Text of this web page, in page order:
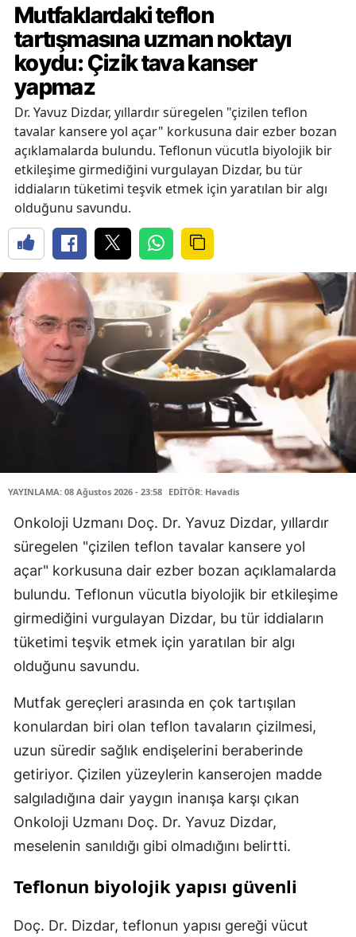
Mutfaklardaki teflon
tartışmasına uzman noktayı
koydu: Çizik tava kanser
yapmaz
Dr. Yavuz Dizdar, yıllardır süregelen "çizilen teflon
tavalar kansere yol açar" korkusuna dair ezber bozan
açıklamalarda bulundu. Teflonun vücutla biyolojik bir
etkileşime girmediğini vurgulayan Dizdar, bu tür
iddiaların tüketimi teşvik etmek için yaratılan bir algı
olduğunu savundu.
YAYINLAMA: 08 Ağustos 2026 - 23:58 EDİTÖR: Havadis
Onkoloji Uzmanı Doç. Dr. Yavuz Dizdar, yıllardır
süregelen "çizilen teflon tavalar kansere yol
açar" korkusuna dair ezber bozan açıklamalarda
bulundu. Teflonun vücutla biyolojik bir etkileşime
girmediğini vurgulayan Dizdar, bu tür iddiaların
tüketimi teşvik etmek için yaratılan bir algı
olduğunu savundu.
Mutfak gereçleri arasında en çok tartışılan
konulardan biri olan teflon tavaların çizilmesi,
uzun süredir sağlık endişelerini beraberinde
getiriyor. Çizilen yüzeylerin kanserojen madde
salgıladığına dair yaygın inanışa karşı çıkan
Onkoloji Uzmanı Doç. Dr. Yavuz Dizdar,
meselenin sanıldığı gibi olmadığını belirtti.
Teflonun biyolojik yapısı güvenli
Doç. Dr. Dizdar, teflonun yapısı gereği vücut